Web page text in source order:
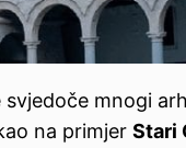
mnogi
na primjer Stari